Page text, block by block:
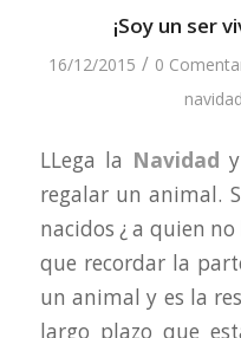
¡Soy un ser
16/12/2015 / 0
navidad
LLega la Navidad
regalar un animal.
nacidos ¿ a quien
que recordar la
un animal y es la
largo plazo que